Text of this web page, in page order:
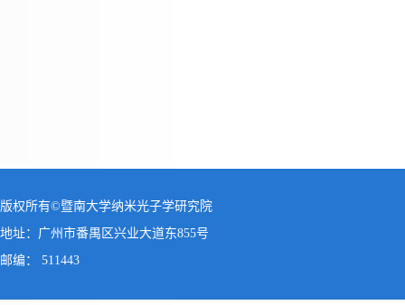
版权所有©暨南大学纳米光子学研究院
地址：广州市番禺区兴业大道东855号
邮编： 511443